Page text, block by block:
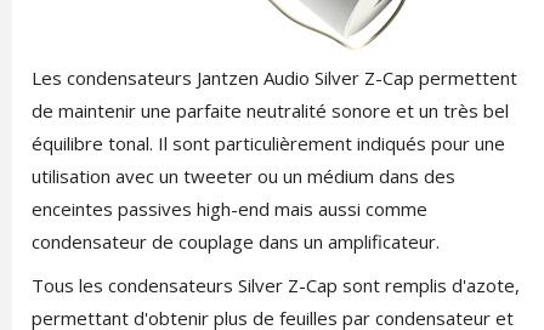
Les condensateurs Jantzen Audio Silver Z-Cap permettent
de maintenir une parfaite neutralité sonore et un très bel
équilibre tonal. Il sont particulièrement indiqués pour une
utilisation avec un tweeter ou un médium dans des
enceintes passives high-end mais aussi comme
condensateur de couplage dans un amplificateur.
Tous les condensateurs Silver Z-Cap sont remplis d'azote,
permettant d'obtenir plus de feuilles par condensateur et